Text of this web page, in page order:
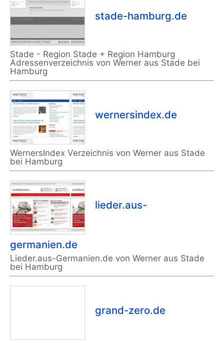
stade-hamburg.de
Stade - Region Stade + Region Hamburg
Adressenverzeichnis von Werner aus Stade bei
Hamburg
wernersindex.de
WernersIndex Verzeichnis von Werner aus Stade
bei Hamburg
lieder.aus-
germanien.de
Lieder.aus-Germanien.de von Werner aus Stade
bei Hamburg
grand-zero.de